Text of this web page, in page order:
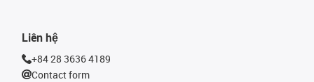
Liên hệ
+84 28 3636 4189
Contact form